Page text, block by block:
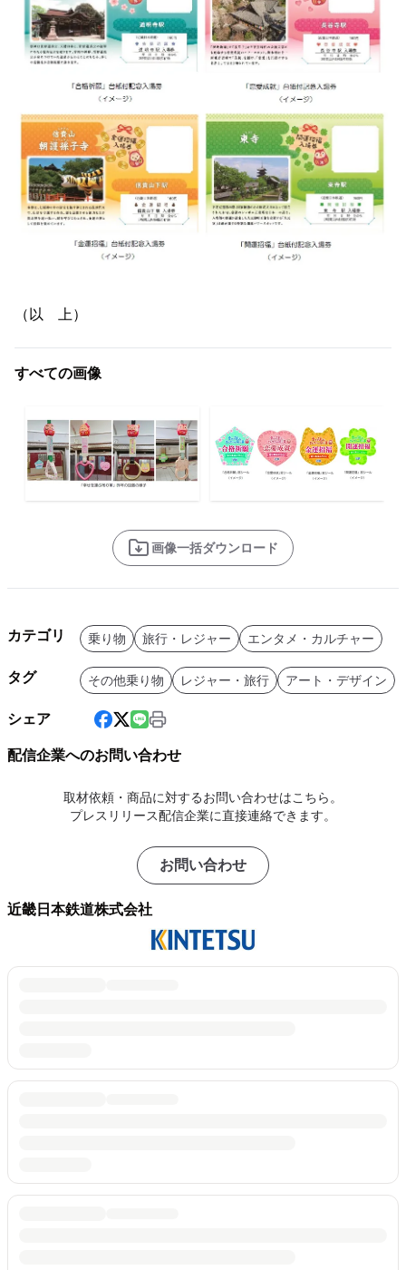
（以 上）
すべての画像
画像一括ダウンロード
カテゴリ 乗り物 旅行・レジャー エンタメ・カルチャー
タグ その他乗り物 レジャー・旅行 アート・デザイン
シェア
配信企業へのお問い合わせ
取材依頼・商品に対するお問い合わせはこちら。
プレスリリース配信企業に直接連絡できます。
お問い合わせ
近畿日本鉄道株式会社